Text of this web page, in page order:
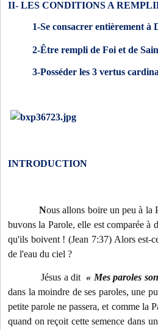
II- LES CONDITIONS A
1-Se consacrer entièrement à
2-Être rempli de Foi et de
3-Posséder les 3 vertus
INTRODUCTION
Nous allons boire un peu à la
buvons la Parole, elle est comparée
qu'ils boivent ! (Jean 7:37) Alors est-
de l'eau du ciel ?
Jésus a dit « Mes paroles
dans la moindre de ses paroles, une
petite parole ne passera, et comme la
quand on reçoit cette semence dans